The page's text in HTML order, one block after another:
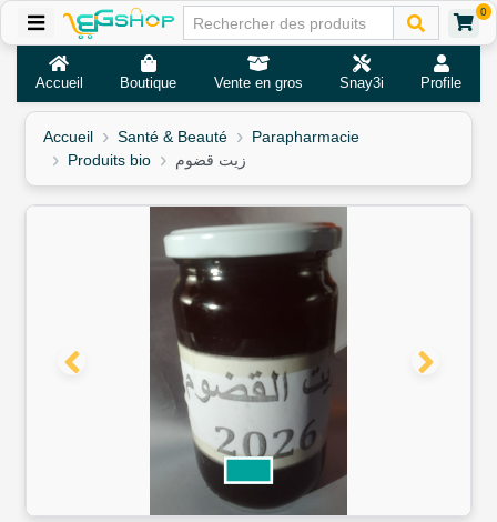
0
Accueil Boutique Vente en gros Snay3i Profile
Accueil Santé & Beauté
Parapharmacie
Produits bio
زيت قضوم